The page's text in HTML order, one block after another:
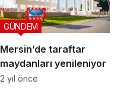
Mersin’de taraftar
maydanları yenileniyor
GÜNDEM
2 yıl önce